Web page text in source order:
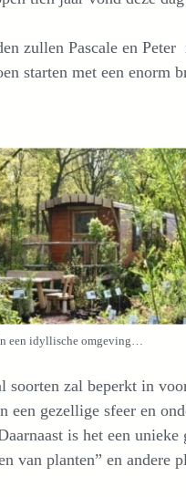
zullen Pascale en
starten met een enorm
een idyllische omgeving…
soorten zal beperkt in
een gezellige sfeer en
is het een
van planten” en andere